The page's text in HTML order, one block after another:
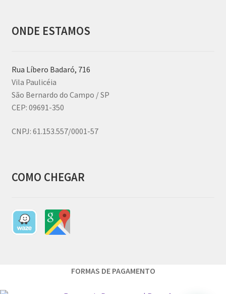
ONDE ESTAMOS
Rua Líbero Badaró, 716
Vila Paulicéia
São Bernardo do Campo / SP
CEP: 09691-350
CNPJ: 61.153.557/0001-57
COMO CHEGAR
FORMAS DE PAGAMENTO